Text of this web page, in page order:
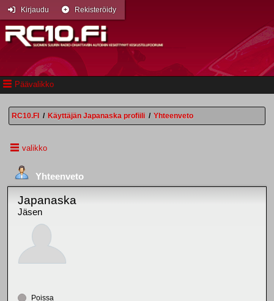
Päävalikko
Kirjaudu Rekisteröidy
RC10.FI / Käyttäjän Japanaska profiili / Yhteenveto
valikko
Yhteenveto
Japanaska
Jäsen
Poissa